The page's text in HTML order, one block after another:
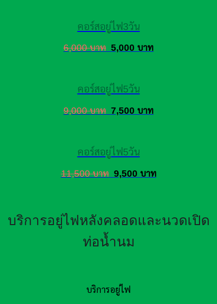
คอร์สอยู่ไฟ3วัน
6,000 บาท 5,000 บาท
คอร์สอยู่ไฟ5วัน
9,000 บาท 7,500 บาท
คอร์สอยู่ไฟ5วัน
11,500 บาท 9,500 บาท
บริการอยู่ไฟหลังคลอดและนวดเปิด
ท่อน้ำนม
บริการอยู่ไฟ